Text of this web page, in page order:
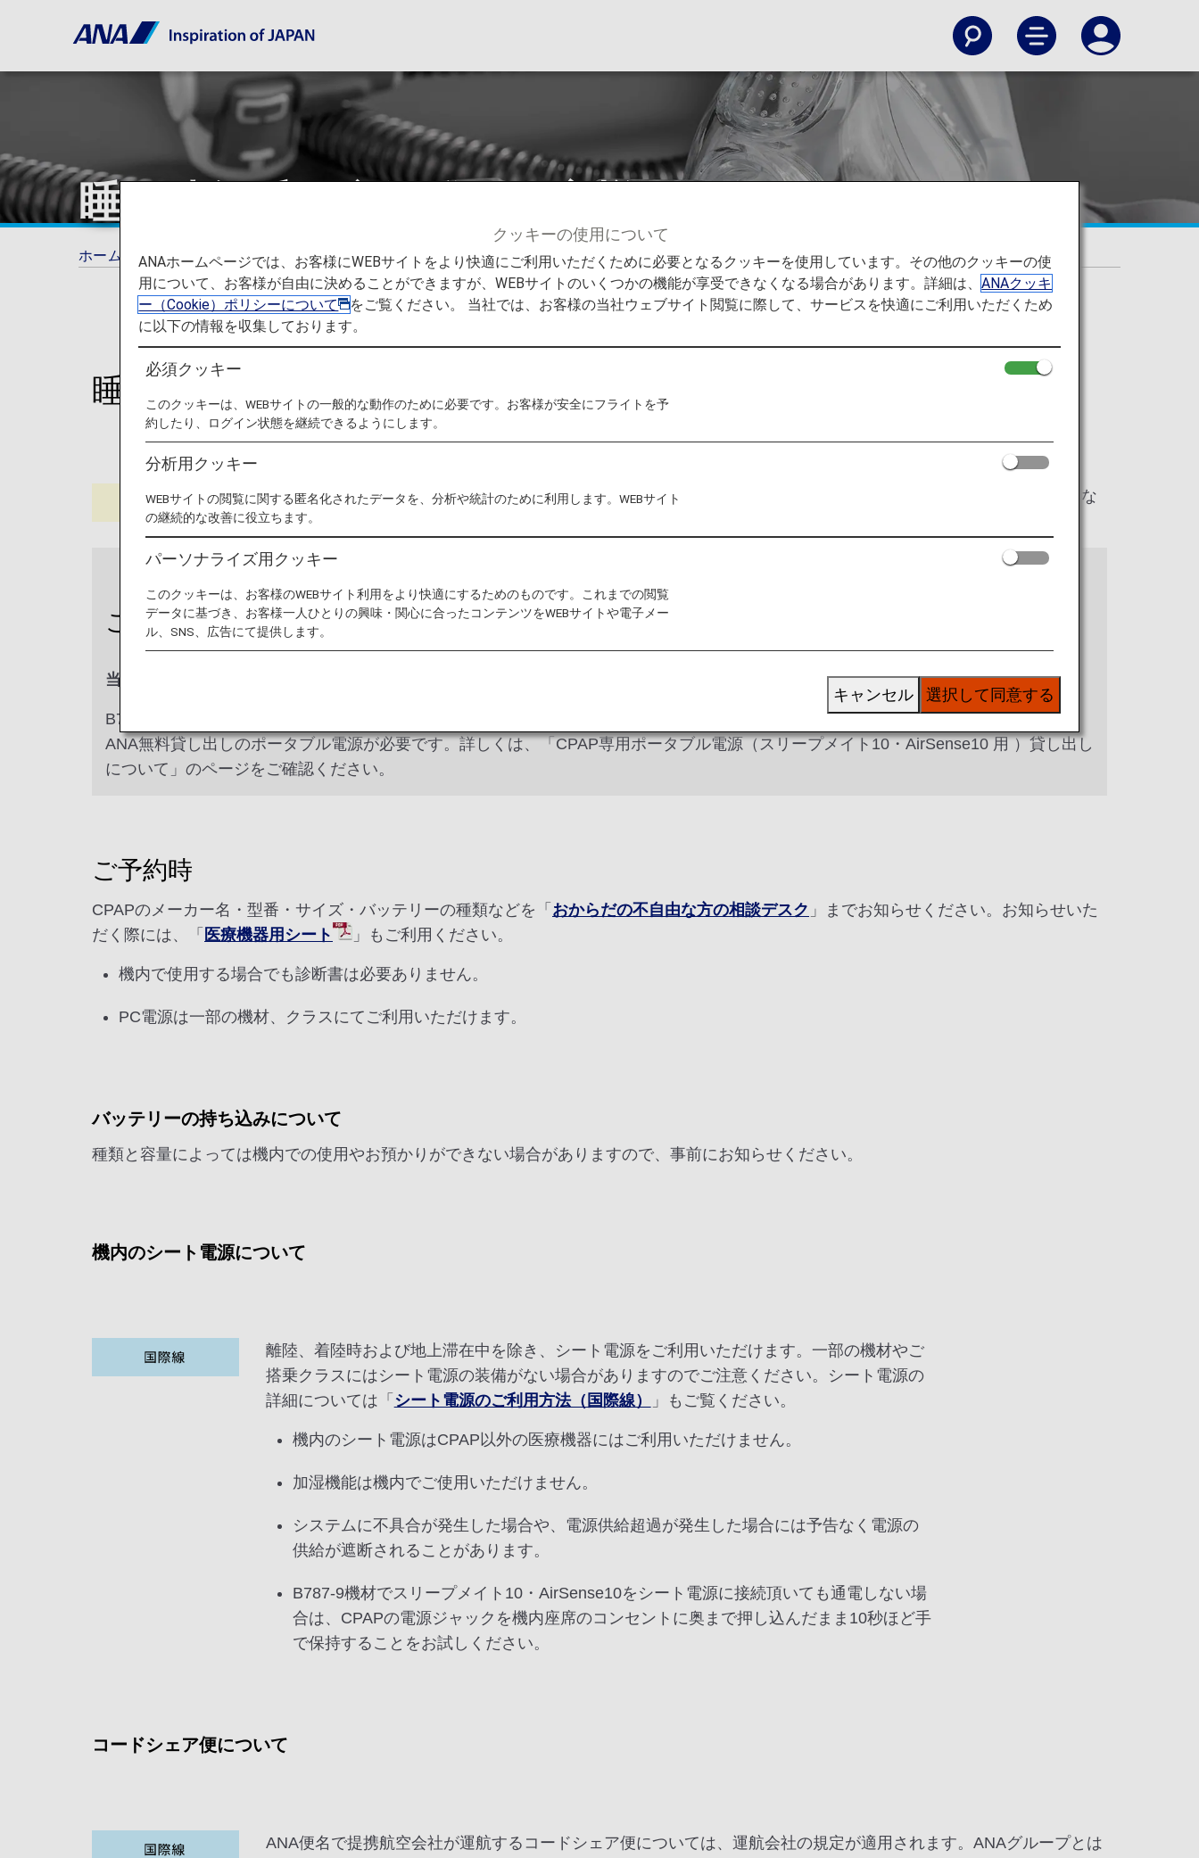
睡眠時無呼吸症候群のお客様
ホーム ご旅行の準備 お手伝いが必要なお客様へのご案内 病気やけがのあるお客様 睡眠時無呼吸症候群のお客様
睡眠時無呼吸症候群（CPAPご利用）のお客様
「日本国内線」「国際線」アイコンの記載がある項目は、日本国内線と国際線で内容が異な
ご注意
当サービスは終了いたしました。
B777-300ER 212席仕様では、特定のCPAP（スリープメイト10シリーズ・AirSense10シリーズ）はご使用いただけません。
ANA無料貸し出しのポータブル電源が必要です。詳しくは、「CPAP専用ポータブル電源（スリープメイト10・AirSense10 用 ）貸し出し
について」のページをご確認ください。
ご予約時
CPAPのメーカー名・型番・サイズ・バッテリーの種類などを「 おからだの不自由な方の相談デスク 」までお知らせください。お知らせいた
だく際には、「 医療機器用シート 」もご利用ください。
機内で使用する場合でも診断書は必要ありません。
PC電源は一部の機材、クラスにてご利用いただけます。
バッテリーの持ち込みについて
種類と容量によっては機内での使用やお預かりができない場合がありますので、事前にお知らせください。
機内のシート電源について
離陸、着陸時および地上滞在中を除き、シート電源をご利用いただけます。一部の機材やご
搭乗クラスにはシート電源の装備がない場合がありますのでご注意ください。シート電源の
詳細については「 シート電源のご利用方法（国際線） 」もご覧ください。
機内のシート電源はCPAP以外の医療機器にはご利用いただけません。
加湿機能は機内でご使用いただけません。
システムに不具合が発生した場合や、電源供給超過が発生した場合には予告なく電源の
供給が遮断されることがあります。
B787-9機材でスリープメイト10・AirSense10をシート電源に接続頂いても通電しない場
合は、CPAPの電源ジャックを機内座席のコンセントに奥まで押し込んだまま10秒ほど手
で保持することをお試しください。
コードシェア便について
ANA便名で提携航空会社が運航するコードシェア便については、運航会社の規定が適用されます。ANAグループとは
クッキーの使用について
ANAホームページでは、お客様にWEBサイトをより快適にご利用いただくために必要となるクッキーを使用しています。その他のクッキーの使
用について、お客様が自由に決めることができますが、WEBサイトのいくつかの機能が享受できなくなる場合があります。詳細は、ANAクッキ
ー（Cookie）ポリシーについて
をご覧ください。 当社では、お客様の当社ウェブサイト閲覧に際して、サービスを快適にご利用いただくため
に以下の情報を収集しております。
必須クッキー
このクッキーは、WEBサイトの一般的な動作のために必要です。お客様が安全にフライトを予
約したり、ログイン状態を継続できるようにします。
分析用クッキー
WEBサイトの閲覧に関する匿名化されたデータを、分析や統計のために利用します。WEBサイト
の継続的な改善に役立ちます。
パーソナライズ用クッキー
このクッキーは、お客様のWEBサイト利用をより快適にするためのものです。これまでの閲覧
データに基づき、お客様一人ひとりの興味・関心に合ったコンテンツをWEBサイトや電子メー
ル、SNS、広告にて提供します。
選択して同意する
キャンセル